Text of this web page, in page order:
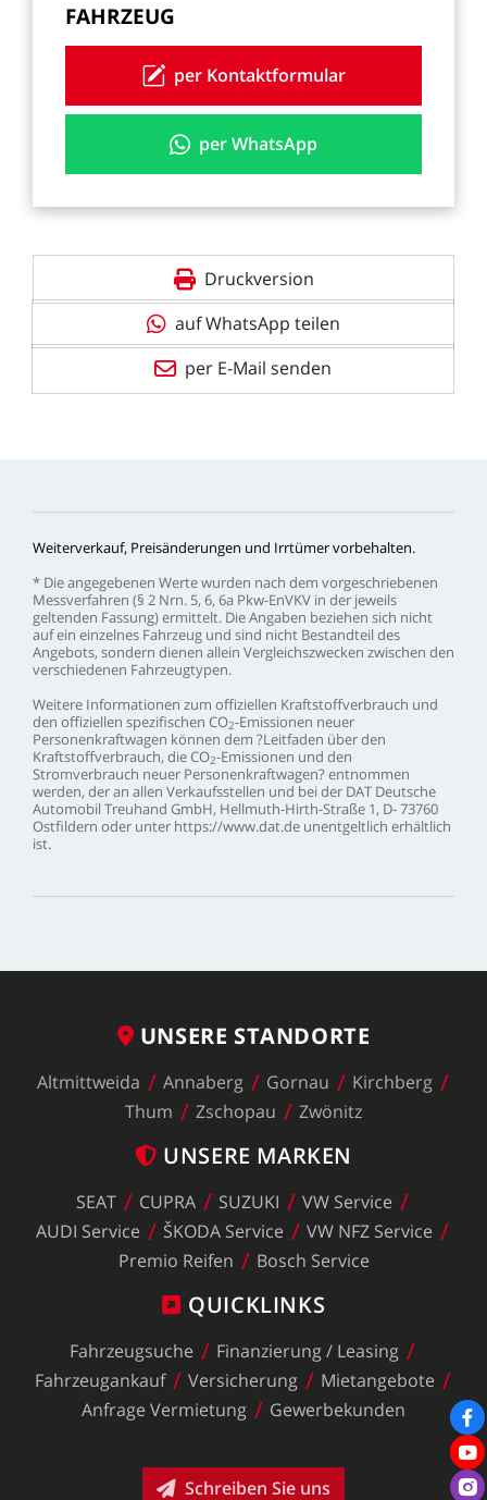
FAHRZEUG
per Kontaktformular
per WhatsApp
Druckversion
auf WhatsApp teilen
per E-Mail senden
Weiterverkauf, Preisänderungen und Irrtümervorbehalten.
* Dieangegebenen Wertewurden nach dem vorgeschriebenen
Messverfahren (§ 2 Nrn. 5, 6, 6a Pkw-EnVKV in der jeweils
geltenden Fassung)ermittelt. DieAngaben beziehen sich nicht
aufein einzelnes Fahrzeug und sind nicht Bestandteildes
Angebots, sondern dienen allein Vergleichszwecken zwischen den
verschiedenen Fahrzeugtypen.
Weitere Informationen zum offiziellen Kraftstoffverbrauch und
den offiziellen spezifischen CO2-Emissionen neuer
Personenkraftwagen können dem ?Leitfaden überden
Kraftstoffverbrauch, dieCO2-Emissionen und den
Stromverbrauch neuer Personenkraftwagen? entnommen
werden, deran allen Verkaufsstellen und beider DAT Deutsche
AutomobilTreuhand GmbH, Hellmuth-Hirth-Straße 1, D-73760
Ostfildern oder unter https://www.dat.de unentgeltlich erhältlich
ist.
UNSERE STANDORTE
Altmittweida Annaberg Gornau
Kirchberg
Thum
Zschopau Zwönitz
UNSERE MARKEN
SEAT CUPRA SUZUKI VW Service
AUDI Service ŠKODA Service VW NFZ Service
Premio Reifen Bosch Service
QUICKLINKS
Fahrzeugsuche Finanzierung/ Leasing
Fahrzeugankauf
Versicherung
Mietangebote
Anfrage Vermietung Gewerbekunden
Schreiben Sie uns